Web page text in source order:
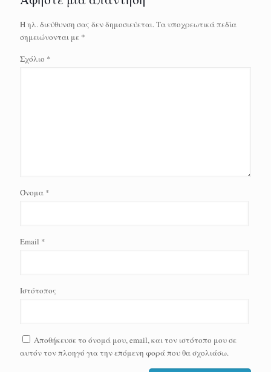
Η ηλ. διεύθυνση σας δεν δημοσιεύεται.Τα υποχρεωτικά πεδία
σημειώνονται με *
Σχόλιο *
Όνομα *
Email *
Ιστότοπος
Αποθήκευσε το όνομά μου, email, και τον ιστότοπο μου σε
αυτόν τον πλοηγό για την επόμενη φορά που θα σχολιάσω.